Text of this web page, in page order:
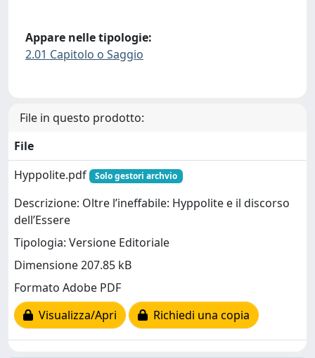
Appare nelle tipologie:
2.01 Capitolo o Saggio
File in questo prodotto:
File
Hyppolite.pdf
Solo gestori archvio
Descrizione: Oltre l’ineffabile: Hyppolite e il discorso
dell’Essere
Tipologia: Versione Editoriale
Dimensione 207.85 kB
Formato Adobe PDF
Visualizza/Apri
Richiedi una copia